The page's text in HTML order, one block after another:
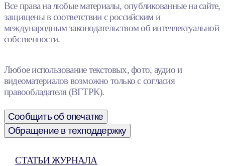
Все права на любые материалы, опубликованные на сайте,
защищены в соответствии с российским и
международным законодательством об интеллектуальной
собственности.
Любое использование текстовых, фото, аудио и
видеоматериалов возможно только с согласия
правообладателя (ВГТРК).
Сообщить об опечатке
Обращение в техподдержку
СТАТЬИ ЖУРНАЛА